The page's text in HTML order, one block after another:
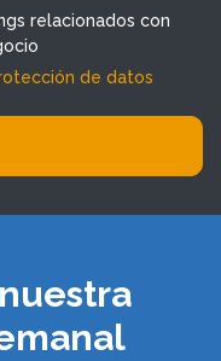
relacionados con
de datos